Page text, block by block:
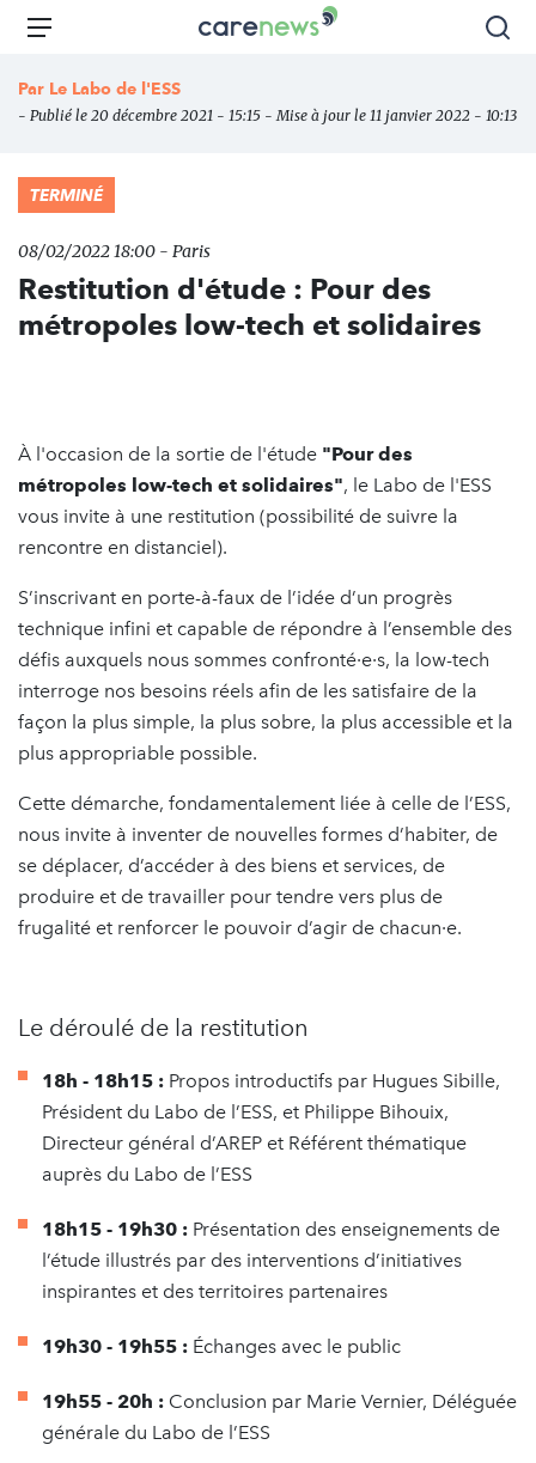
Aller
principal
Carenews,
des
Menu
Par Le Labo de l'ESS
- Publié le 20 décembre 2021 - 15:15 - Mise à jour le 11 janvier 2022 - 10:13
TERMINÉ
08/02/2022 18:00 - Paris
Restitution d'étude : Pour des
métropoles low-tech et solidaires
À l'occasion de la sortie de l'étude "Pour des
métropoles low-tech et solidaires", le Labo de l'ESS
vous invite à une restitution (possibilité de suivre la
rencontre en distanciel).
S’inscrivant en porte-à-faux de l’idée d’un progrès
technique infini et capable de répondre à l’ensemble des
défis auxquels nous sommes confronté·e·s, la low-tech
interroge nos besoins réels afin de les satisfaire de la
façon la plus simple, la plus sobre, la plus accessible et la
plus appropriable possible.
Cette démarche, fondamentalement liée à celle de l’ESS,
nous invite à inventer de nouvelles formes d’habiter, de
se déplacer, d’accéder à des biens et services, de
produire et de travailler pour tendre vers plus de
frugalité et renforcer le pouvoir d’agir de chacun·e.
Le déroulé de la restitution
18h - 18h15 : Propos introductifs par Hugues Sibille,
Président du Labo de l’ESS, et Philippe Bihouix,
Directeur général d’AREP et Référent thématique
auprès du Labo de l’ESS
18h15 - 19h30 : Présentation des enseignements de
l’étude illustrés par des interventions d’initiatives
inspirantes et des territoires partenaires
19h30 - 19h55 : Échanges avec le public
19h55 - 20h : Conclusion par Marie Vernier, Déléguée
générale du Labo de l’ESS